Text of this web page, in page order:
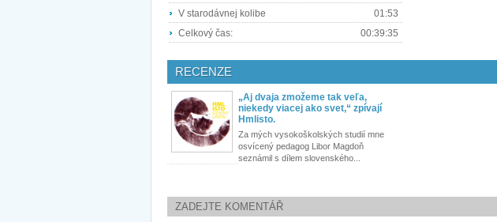
V starodávnej kolibe
01:53
Celkový čas:
00:39:35
RECENZE
„Aj dvaja zmožeme tak veľa,
niekedy viacej ako svet,“ zpívají
Hmlisto.
Za mých vysokoškolských studií mne
osvícený pedagog Libor Magdoň
seznámil s dílem slovenského...
ZADEJTE KOMENTÁŘ